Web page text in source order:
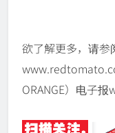
欲了解更多，请参
ORANGE）电子